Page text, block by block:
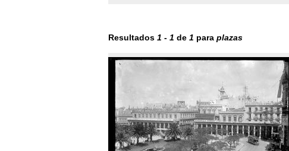
Resultados 1 - 1 de 1 para plazas